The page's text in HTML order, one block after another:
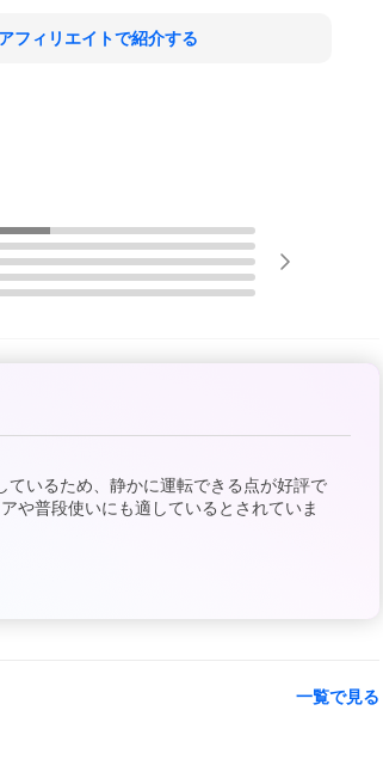
アフィリエイトで紹介する
いるため、静かに運転できる点が好評で
や普段使いにも適しているとされていま
一覧で見る